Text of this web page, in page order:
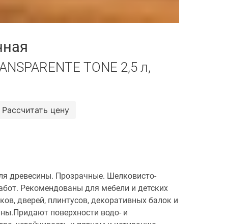
TONE 2,5 л,
Рассчитать цену
древесины. Прозрачные. Шелковисто-
Рекомендованы для мебели и детских
дверей, плинтусов, декоративных балок и
поверхности водо- и